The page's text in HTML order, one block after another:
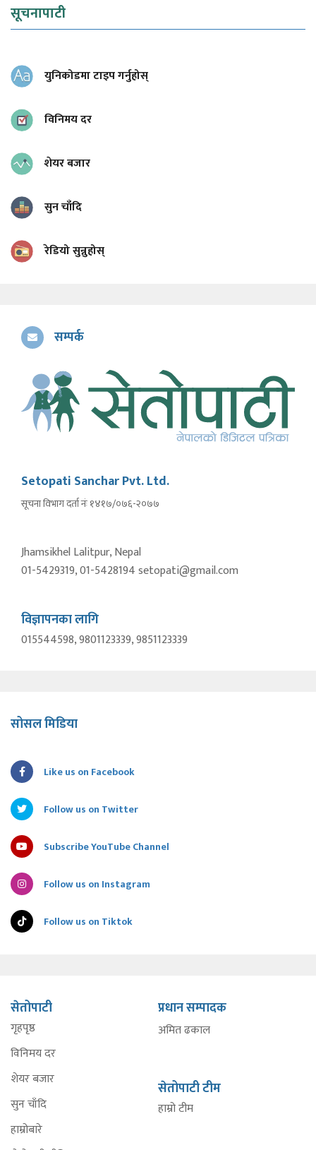
सूचनापाटी
युनिकोडमा टाइप गर्नुहोस्
विनिमय दर
शेयर बजार
सुन चाँदि
रेडियो सुन्नुहोस्
सम्पर्क
Setopati Sanchar Pvt. Ltd.
सूचना विभाग दर्ता नंः १४१७/०७६-२०७७
Jhamsikhel Lalitpur, Nepal
01-5429319, 01-5428194 setopati@gmail.com
विज्ञापनका लागि
015544598, 9801123339, 9851123339
सोसल मिडिया
Like us on Facebook
Follow us on Twitter
Subscribe YouTube Channel
Follow us on Instagram
Follow us on Tiktok
सेतोपाटी
गृहपृष्ठ
विनिमय दर
शेयर बजार
सुन चाँदि
हाम्रोबारे
प्रधान सम्पादक
अमित ढकाल
सेतोपाटी टीम
हाम्रो टीम